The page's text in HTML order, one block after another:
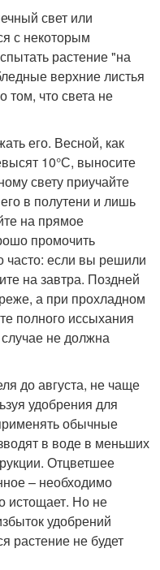
свет или
с некоторым
растение "на
верхние листья
что света не
его. Весной, как
10°С, выносите
свету приучайте
в полутени и лишь
на прямое
промочить
часто: если вы решили
на завтра. Поздней
а при прохладном
полного иссыхания
не должна
до августа, не чаще
удобрения для
обычные
в воде в меньших
Отцветшее
– необходимо
истощает. Но не
удобрений
растение не будет